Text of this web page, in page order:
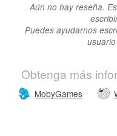
Aún no hay reseña.
Puedes ayudarnos
Obtenga más
MobyGames